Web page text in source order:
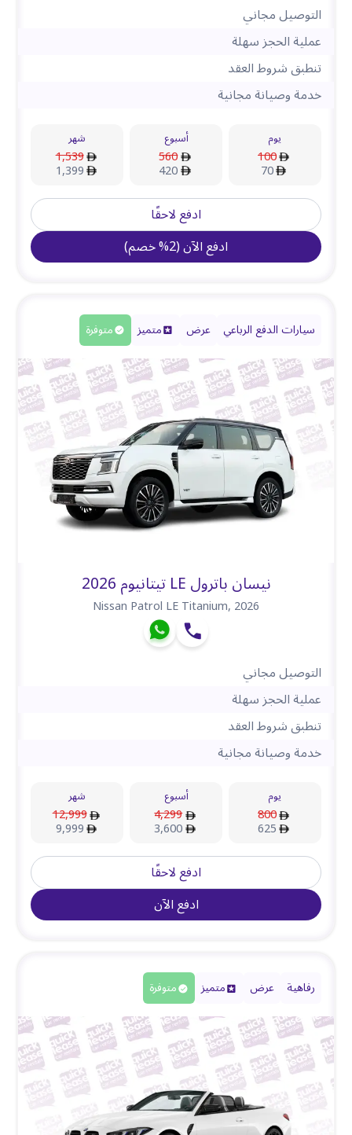
التوصيل مجاني
عملية الحجز سهلة
تنطبق شروط العقد
خدمة وصيانة مجانية
يوم
100
70
أسبوع
560
420
شهر
1,539
1,399
ادفع لاحقًا
ادفع الآن(
2
%خصم)
سيارات الدفع الرباعي عرض متميز متوفرة
نيسان باترول LE تيتانيوم 2026
Nissan Patrol LE Titanium,2026
التوصيل مجاني
عملية الحجز سهلة
تنطبق شروط العقد
خدمة وصيانة مجانية
يوم
800
625
أسبوع
4,299
3,600
شهر
12,999
9,999
ادفع لاحقًا
ادفع الآن
رفاهية عرض متميز متوفرة